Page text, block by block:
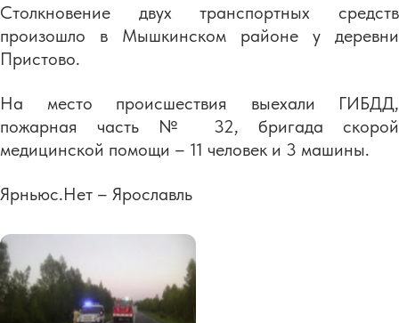
Столкновение двух транспортных средств
произошло в Мышкинском районе у деревни
Пристово.
На место происшествия выехали ГИБДД,
пожарная часть № 32, бригада скорой
медицинской помощи – 11 человек и 3 машины.
Ярньюс.Нет – Ярославль